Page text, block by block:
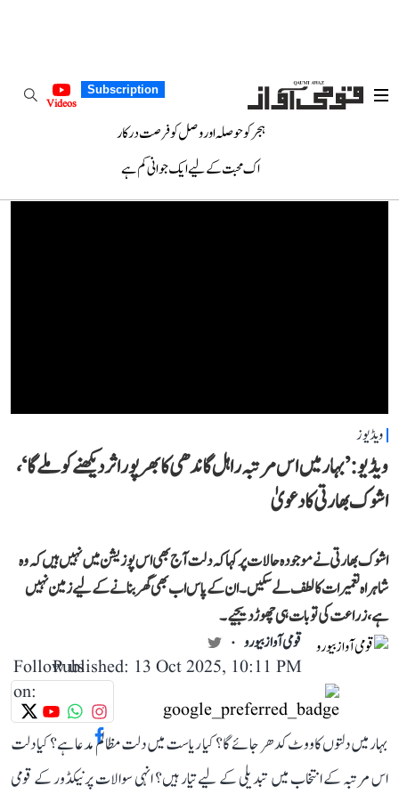
Subscription
Videos
ہجر کو حوصلہ اور وصل کو فرصت درکار
اک محبت کے لیے ایک جوانی کم ہے
ویڈیوز
ویڈیو: ’بہار میں اس مرتبہ راہل گاندھی کا بھرپور اثر دیکھنے کو ملے گا‘،
اشوک بھارتی کا دعویٰ
اشوک بھارتی نے موجودہ حالات پر کہا کہ دلت آج بھی اس پوزیشن میں نہیں ہیں کہ وہ
شاہراہ تعمیرات کا لطف لے سکیں۔ ان کے پاس اب بھی گھر بنانے کے لیے زمین نہیں
ہے، زراعت کی تو بات ہی چھوڑ دیجیے۔
قومی آواز بیورو
Published: 13 Oct 2025, 10:11 PM
Follow us
on:
بہار میں دلتوں کا ووٹ کدھر جائے گا؟ کیا ریاست میں دلت مظالم مدعا ہے؟ کیا دلت
اس مرتبہ کے انتخاب میں تبدیلی کے لیے تیار ہیں؟ انہی سوالات پر نیکڈور کے قومی